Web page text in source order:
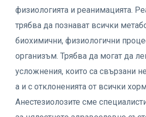
физиологията и реанимацията.
трябва да познават всички
биохимични, физиологични
организъм. Трябва да могат да
усложнения, които са свързани
а и с отклоненията от всички
Анестезиолозите сме